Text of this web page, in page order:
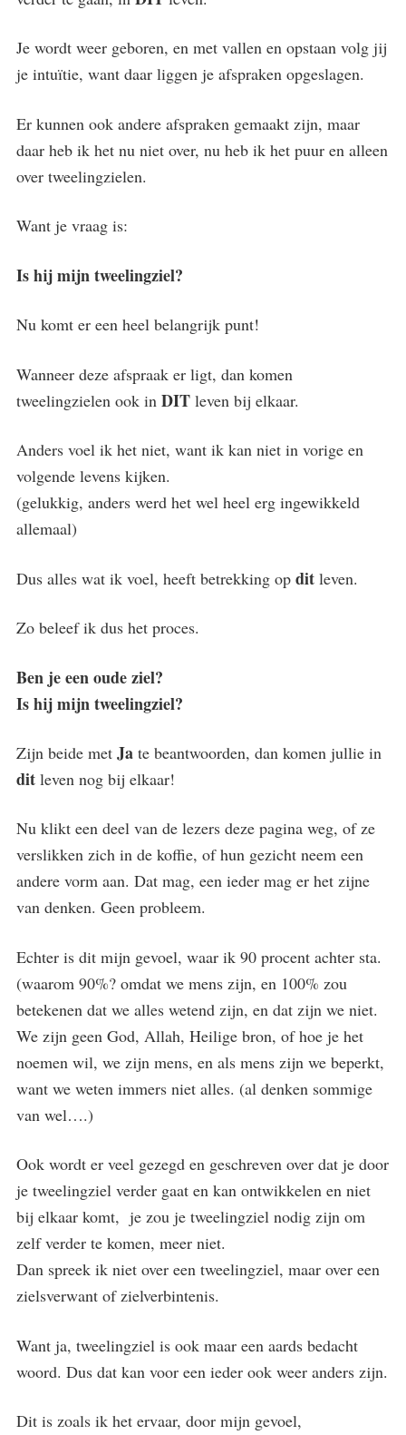
Je wordt weer geboren, en met vallen en opstaan volg jij
je intuïtie, want daar liggen je afspraken opgeslagen.
Er kunnen ook andere afspraken gemaakt zijn, maar
daar heb ik het nu niet over, nu heb ik het puur en alleen
over tweelingzielen.
Want je vraag is:
Is hij mijn tweelingziel?
Nu komt er een heel belangrijk punt!
Wanneer deze afspraak er ligt, dan komen
tweelingzielen ook in DIT leven bij elkaar.
Anders voel ik het niet, want ik kan niet in vorige en
volgende levens kijken.
(gelukkig, anders werd het wel heel erg ingewikkeld
allemaal)
Dus alles wat ik voel, heeft betrekking op dit leven.
Zo beleef ik dus het proces.
Ben je een oude ziel?
Is hij mijn tweelingziel?
Zijn beide met Ja te beantwoorden, dan komen jullie in
dit leven nog bij elkaar!
Nu klikt een deel van de lezers deze pagina weg, of ze
verslikken zich in de koffie, of hun gezicht neem een
andere vorm aan. Dat mag, een ieder mag er het zijne
van denken. Geen probleem.
Echter is dit mijn gevoel, waar ik 90 procent achter sta.
(waarom 90%? omdat we mens zijn, en 100% zou
betekenen dat we alles wetend zijn, en dat zijn we niet.
We zijn geen God, Allah, Heilige bron, of hoe je het
noemen wil, we zijn mens, en als mens zijn we beperkt,
want we weten immers niet alles. (al denken sommige
van wel….)
Ook wordt er veel gezegd en geschreven over dat je door
je tweelingziel verder gaat en kan ontwikkelen en niet
bij elkaar komt, je zou je tweelingziel nodig zijn om
zelf verder te komen, meer niet.
Dan spreek ik niet over een tweelingziel, maar over een
zielsverwant of zielverbintenis.
Want ja, tweelingziel is ook maar een aards bedacht
woord. Dus dat kan voor een ieder ook weer anders zijn.
Dit is zoals ik het ervaar, door mijn gevoel,